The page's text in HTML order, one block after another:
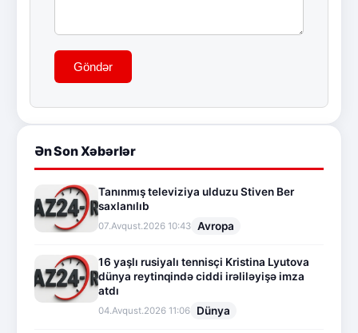
Göndər
Ən Son Xəbərlər
Tanınmış televiziya ulduzu Stiven Ber
saxlanılıb
07.Avqust.2026 10:43 Avropa
16 yaşlı rusiyalı tennisçi Kristina Lyutova
dünya reytinqində ciddi irəliləyişə imza
atdı
04.Avqust.2026 11:06 Dünya